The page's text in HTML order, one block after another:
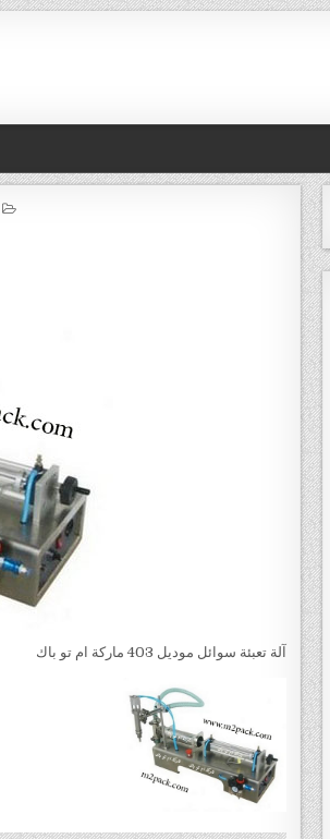
آلة تعبئة سوائل موديل 403 ماركة ام تو باك